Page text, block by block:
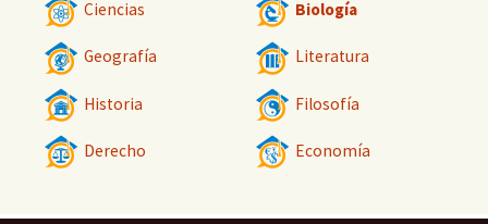
Ciencias Biología
Geografía Literatura
Historia Filosofía
Derecho Economía